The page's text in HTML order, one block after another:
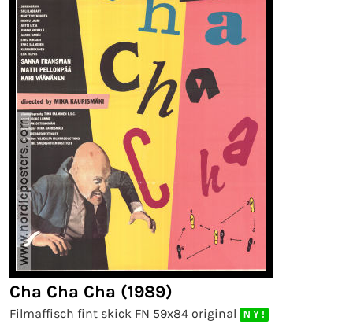
Cha Cha Cha (1989)
Filmaffisch fint skick FN 59x84 original N Y !